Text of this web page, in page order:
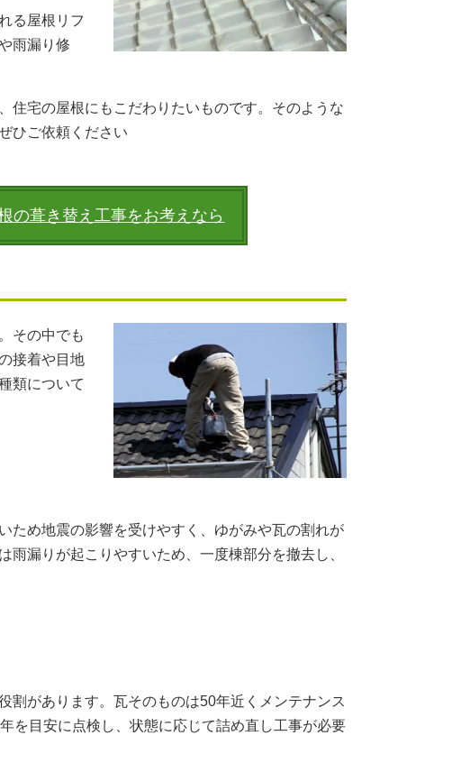
る屋根リフ
雨漏り修
住宅の屋根にもこだわりたいものです。そのような
ひご依頼ください
の葺き替え工事をお考えなら
その中でも
接着や目地
類について
ため地震の影響を受けやすく、ゆがみや瓦の割れが
漏りが起こりやすいため、一度棟部分を撤去し、
割があります。瓦そのものは50年近くメンテナンス
を目安に点検し、状態に応じて詰め直し工事が必要